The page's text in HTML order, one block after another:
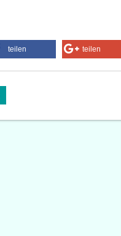
teilen teilen